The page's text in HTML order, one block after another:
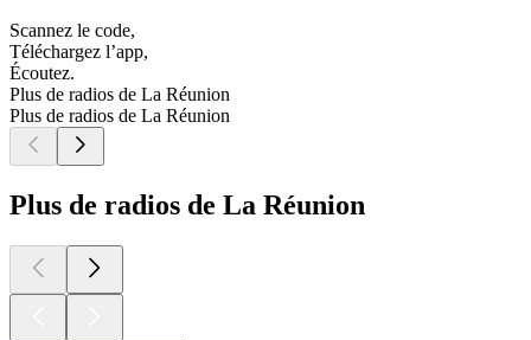
Scannez le code,
Téléchargez l’app,
Écoutez.
Plus de radios de La Réunion
Plus de radios de La Réunion
Plus de radios de La Réunion